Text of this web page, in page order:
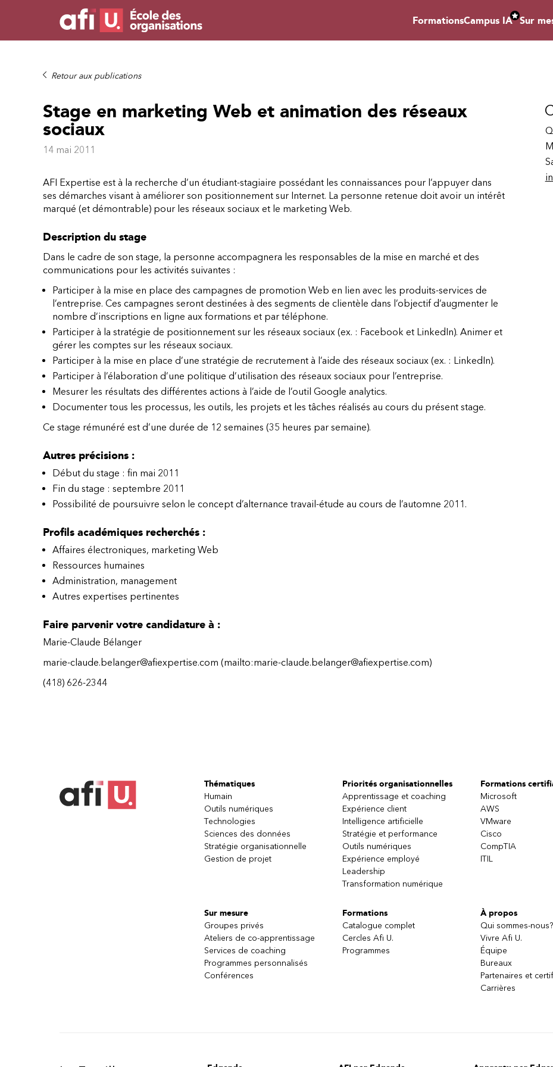
FormationsCampus IA Sur
Retour aux publications
Stage en marketing Web et animation des réseaux
sociaux
14 mai 2011
AFI Expertise est à la recherche d’un étudiant-stagiaire possédant les connaissances pour l’appuyer dans
ses démarches visant à améliorer son positionnement sur Internet. La personne retenue doit avoir un intérêt
marqué (et démontrable) pour les réseaux sociaux et le marketing Web.
Description du stage
Dans le cadre de son stage, la personne accompagnera les responsables de la mise en marché et des
communications pour les activités suivantes :
Participer à la mise en place des campagnes de promotion Web en lien avec les produits-services de
l’entreprise. Ces campagnes seront destinées à des segments de clientèle dans l’objectif d’augmenter le
nombre d’inscriptions en ligne aux formations et par téléphone.
Participer à la stratégie de positionnement sur les réseaux sociaux (ex. : Facebook et LinkedIn). Animer et
gérer les comptes sur les réseaux sociaux.
Participer à la mise en place d’une stratégie de recrutement à l’aide des réseaux sociaux (ex. : LinkedIn).
Participer à l’élaboration d’une politique d’utilisation des réseaux sociaux pour l’entreprise.
Mesurer les résultats des différentes actions à l’aide de l’outil Google analytics.
Documenter tous les processus, les outils, les projets et les tâches réalisés au cours du présent stage.
Ce stage rémunéré est d’une durée de 12 semaines (35 heures par semaine).
Autres précisions :
Début du stage : fin mai 2011
Fin du stage : septembre 2011
Possibilité de poursuivre selon le concept d’alternance travail-étude au cours de l’automne 2011.
Profils académiques recherchés :
Affaires électroniques, marketing Web
Ressources humaines
Administration, management
Autres expertises pertinentes
Faire parvenir votre candidature à :
Marie-Claude Bélanger
marie-claude.belanger@afiexpertise.com (mailto:marie-claude.belanger@afiexpertise.com)
(418) 626-2344
Thématiques
Humain
Outils numériques
Technologies
Sciences des données
Stratégie organisationnelle
Gestion de projet
Priorités organisationnelles
Apprentissage et coaching
Expérience client
Intelligence artificielle
Stratégie et performance
Outils numériques
Expérience employé
Leadership
Transformation numérique
Formations
Microsoft
AWS
VMware
Cisco
CompTIA
ITIL
Sur mesure
Groupes privés
Ateliers de co-apprentissage
Services de coaching
Programmes personnalisés
Conférences
Formations
Catalogue complet
Cercles Afi U.
Programmes
À propos
Qui sommes-nous?
Vivre Afi U.
Équipe
Bureaux
Partenaires et
Carrières